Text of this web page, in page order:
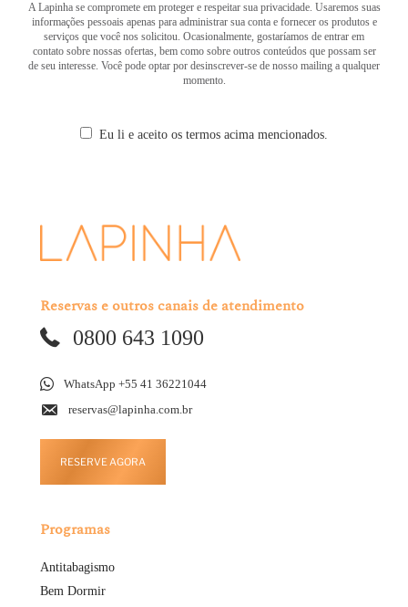
A Lapinha se compromete em proteger e respeitar sua privacidade. Usaremos suas
informações pessoais apenas para administrar sua conta e fornecer os produtos e
serviços que você nos solicitou. Ocasionalmente, gostaríamos de entrar em
contato sobre nossas ofertas, bem como sobre outros conteúdos que possam ser
de seu interesse. Você pode optar por desinscrever-se de nosso mailing a qualquer
momento.
Eu li e aceito os termos acima mencionados.
Reservas e outros canais de atendimento
0800 643 1090
WhatsApp +55 41 36221044
reservas@lapinha.com.br
RESERVE AGORA
Programas
Antitabagismo
Bem Dormir